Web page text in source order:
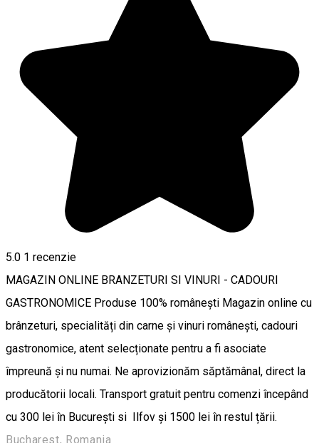
5.0 1 recenzie
MAGAZIN ONLINE BRANZETURI SI VINURI - CADOURI
GASTRONOMICE Produse 100% românești Magazin online cu
brânzeturi, specialități din carne și vinuri românești, cadouri
gastronomice, atent selecționate pentru a fi asociate
împreună și nu numai. Ne aprovizionăm săptămânal, direct la
producătorii locali. Transport gratuit pentru comenzi începând
cu 300 lei în București si Ilfov și 1500 lei în restul țării.
Bucharest, Romania